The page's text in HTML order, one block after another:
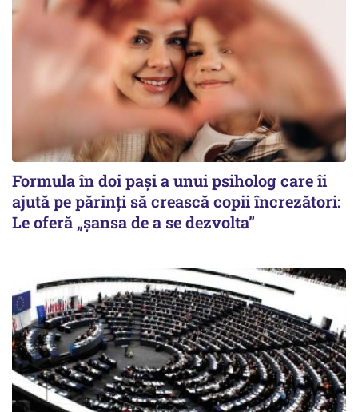
Formula în doi pași a unui psiholog care îi
ajută pe părinți să crească copii încrezători:
Le oferă „șansa de a se dezvolta”